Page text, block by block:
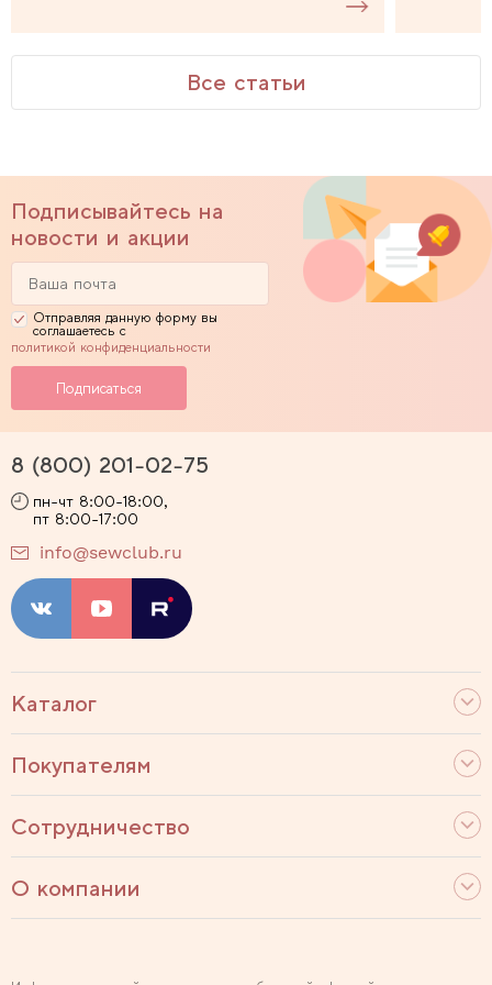
Все статьи
Подписывайтесь на
новости и акции
Отправляя данную форму вы
соглашаетесь с
политикой конфиденциальности
Каталог
Покупателям
Сотрудничество
О компании
8 (800) 201-02-75
пн-чт 8:00-18:00,
пт 8:00-17:00
info@sewclub.ru